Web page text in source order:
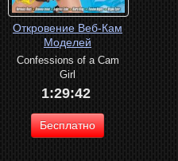
Откровение Веб-Кам
Моделей
Confessions of a Cam
Girl
1:29:42
Бесплатно